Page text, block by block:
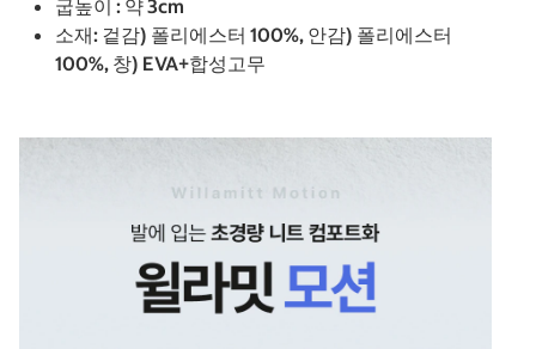
굽높이 : 약 3cm
소재: 겉감) 폴리에스터 100%, 안감) 폴리에스터
100%, 창) EVA+합성고무